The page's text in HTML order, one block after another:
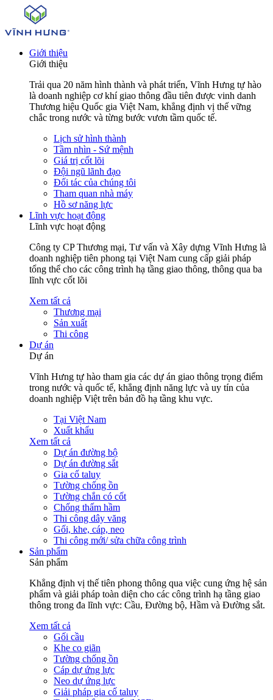
Giới thiệu
Giới thiệu
Trải qua 20 năm hình thành và phát triển, Vĩnh Hưng tự hào
là doanh nghiệp cơ khí giao thông đầu tiên được vinh danh
Thương hiệu Quốc gia Việt Nam, khẳng định vị thế vững
chắc trong nước và từng bước vươn tầm quốc tế.
Lịch sử hình thành
Tầm nhìn - Sứ mệnh
Giá trị cốt lõi
Đội ngũ lãnh đạo
Đối tác của chúng tôi
Tham quan nhà máy
Hồ sơ năng lực
Lĩnh vực hoạt động
Lĩnh vực hoạt động
Công ty CP Thương mại, Tư vấn và Xây dựng Vĩnh Hưng là
doanh nghiệp tiên phong tại Việt Nam cung cấp giải pháp
tổng thể cho các công trình hạ tầng giao thông, thông qua ba
lĩnh vực cốt lõi
Xem tất cả
Thương mại
Sản xuất
Thi công
Dự án
Dự án
Vĩnh Hưng tự hào tham gia các dự án giao thông trọng điểm
trong nước và quốc tế, khẳng định năng lực và uy tín của
doanh nghiệp Việt trên bản đồ hạ tầng khu vực.
Tại Việt Nam
Xuất khẩu
Xem tất cả
Dự án đường bộ
Dự án đường sắt
Gia cố taluy
Tường chống ồn
Tường chắn có cốt
Chống thấm hầm
Thi công dây văng
Gối, khe, cáp, neo
Thi công mới/ sửa chữa công trình
Sản phẩm
Sản phẩm
Khẳng định vị thế tiên phong thông qua việc cung ứng hệ sản
phẩm và giải pháp toàn diện cho các công trình hạ tầng giao
thông trong đa lĩnh vực: Cầu, Đường bộ, Hầm và Đường sắt.
Xem tất cả
Gối cầu
Khe co giãn
Tường chống ồn
Cáp dự ứng lực
Neo dự ứng lực
Giải pháp gia cố taluy